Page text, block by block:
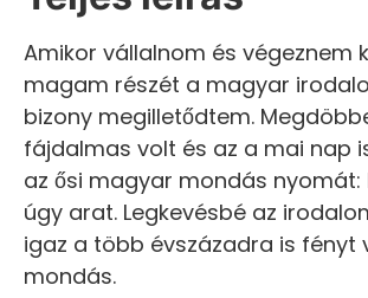
Amikor vállalnom és végeznem
magam részét a magyar
bizony megilletődtem.
fájdalmas volt és az a mai nap
az ősi magyar mondás nyomát:
úgy arat. Legkevésbé az
igaz a több évszázadra is fényt
mondás.